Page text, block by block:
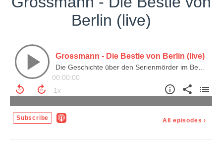
Berlin (live)
Grossmann - Die Bestie von Berlin (live)
00:00:00
Subscribe All episodes ›